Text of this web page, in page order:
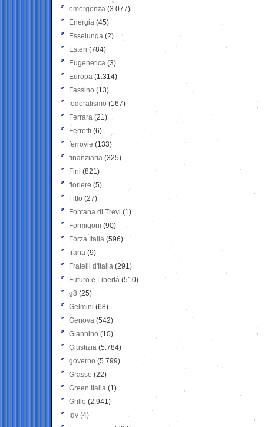
emergenza (3.077)
Energia (45)
Esselunga (2)
Esteri (784)
Eugenetica (3)
Europa (1.314)
Fassino (13)
federalismo (167)
Ferrara (21)
Ferretti (6)
ferrovie (133)
finanziaria (325)
Fini (821)
fioriere (5)
Fitto (27)
Fontana di Trevi (1)
Formigoni (90)
Forza Italia (596)
frana (9)
Fratelli d'Italia (291)
Futuro e Libertà (510)
g8 (25)
Gelmini (68)
Genova (542)
Giannino (10)
Giustizia (5.784)
governo (5.799)
Grasso (22)
Green Italia (1)
Grillo (2.941)
Idv (4)